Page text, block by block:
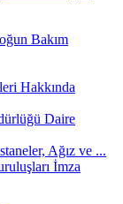
Bakım
Hakkında
Daire
Ağız ve ...
İmza